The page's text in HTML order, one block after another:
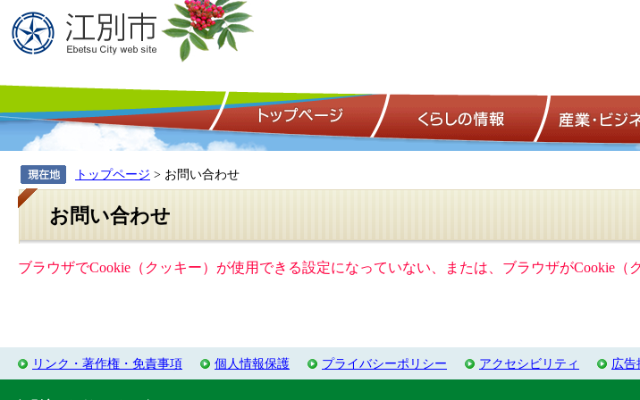
トップページ くらしの情報
トップページ > お問い合わせ
お問い合わせ
ブラウザでCookie（クッキー）が使用できる設定になっていない、または、ブラウザがCookie
リンク・著作権・免責事項 個人情報保護 プライバシーポリシー アクセシビリティ 広告